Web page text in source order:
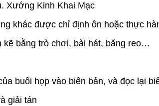
Xướng Kinh Khai Mạc
khác được chỉ định ôn hoặc thực
kẽ bằng trò chơi, bài hát, băng reo…
buổi họp vào biên bản, và đọc lại
giải tán